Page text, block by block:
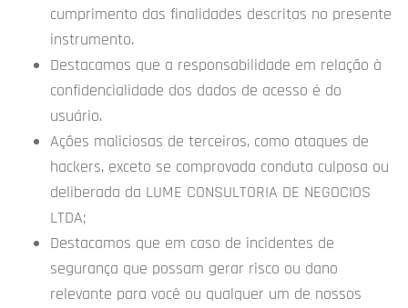
cumprimento das finalidades descritas no presente
instrumento.
Destacamos que a responsabilidade em relação à
confidencialidade dos dados de acesso é do
usuário.
Ações maliciosas de terceiros, como ataques de
hackers, exceto se comprovada conduta culposa ou
deliberada da LUME CONSULTORIA DE NEGOCIOS
LTDA;
Destacamos que em caso de incidentes de
segurança que possam gerar risco ou dano
relevante para você ou qualquer um de nossos